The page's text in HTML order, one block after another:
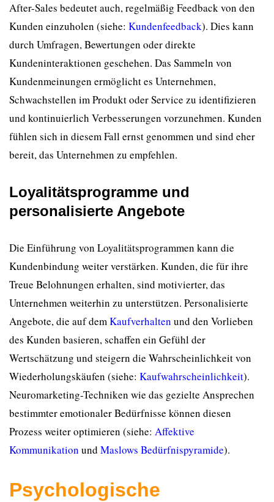
After-Sales bedeutet auch, regelmäßig Feedback von den
Kunden einzuholen (siehe: Kundenfeedback). Dies kann
durch Umfragen, Bewertungen oder direkte
Kundeninteraktionen geschehen. Das Sammeln von
Kundenmeinungen ermöglicht es Unternehmen,
Schwachstellen im Produkt oder Service zu identifizieren
und kontinuierlich Verbesserungen vorzunehmen. Kunden
fühlen sich in diesem Fall ernst genommen und sind eher
bereit, das Unternehmen zu empfehlen.
Loyalitätsprogramme und
personalisierte Angebote
Die Einführung von Loyalitätsprogrammen kann die
Kundenbindung weiter verstärken. Kunden, die für ihre
Treue Belohnungen erhalten, sind motivierter, das
Unternehmen weiterhin zu unterstützen. Personalisierte
Angebote, die auf demKaufverhalten und den Vorlieben
des Kunden basieren, schaffen ein Gefühl der
Wertschätzung und steigern die Wahrscheinlichkeit von
Wiederholungskäufen (siehe: Kaufwahrscheinlichkeit).
Neuromarketing-Techniken wie das gezielte Ansprechen
bestimmter emotionaler Bedürfnisse können diesen
Prozess weiter optimieren (siehe: Affektive
Kommunikation und Maslows Bedürfnispyramide).
Psychologische